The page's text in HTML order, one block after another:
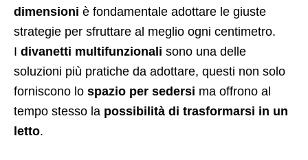
dimensioni è fondamentale adottare le giuste
strategie per sfruttare al meglio ogni centimetro.
I divanetti multifunzionali sono una delle
soluzioni più pratiche da adottare, questi non solo
forniscono lo spazio per sedersi ma offrono al
tempo stesso la possibilità di trasformarsi in un
letto.